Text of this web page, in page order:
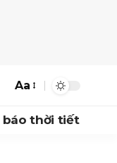
Aa
báo thời tiết